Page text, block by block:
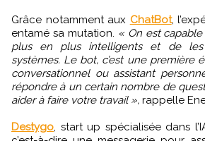
Grâce notamment aux ChatBot,
entamé sa mutation. « On est
plus en plus intelligents et de
systèmes. Le bot, c’est une première
conversationnel ou assistant
répondre à un certain nombre de
aider à faire votre travail », rappelle
Destygo, start up spécialisée dans